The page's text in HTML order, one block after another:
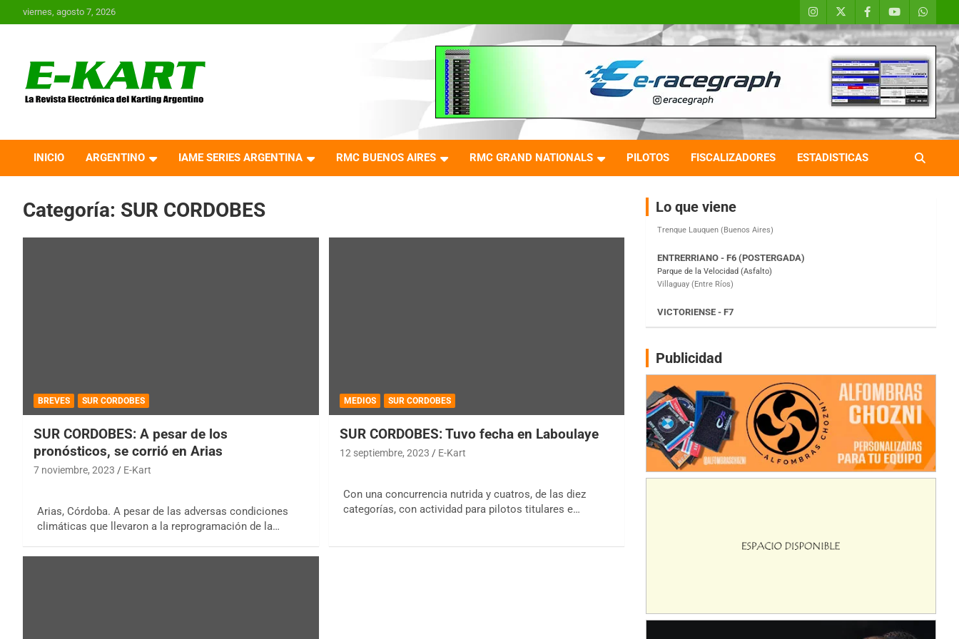
al
viernes, agosto 7, 2026
Revista Electrónica del
Karting en Argentina
INICIO ARGENTINO IAME SERIES ARGENTINA RMC BUENOS AIRES RMC GRAND NATIONALS PILOTOS FISCALIZADORES ESTADISTICAS
Categoría: SUR CORDOBES
BREVES SUR CORDOBES
SUR CORDOBES: A pesar de los
pronósticos, se corrió en Arias
7 noviembre, 2023 E-Kart
Arias, Córdoba. A pesar de las adversas condiciones
climáticas que llevaron a la reprogramación de la…
MEDIOS SUR CORDOBES
SUR CORDOBES: Tuvo fecha en Laboulaye
12 septiembre, 2023 E-Kart
Con una concurrencia nutrida y cuatros, de las diez
categorías, con actividad para pilotos titulares e…
Lo que viene
COBERTURA ESPECIAL DE E-KART.COM.AR
08/09-AGO
IAME SERIES ARGENTINA 6
Ramiro Tot (Asfalto)
KDO - F6
Trenque Lauquen (Buenos Aires)
ENTRERRIANO - F6 (POSTERGADA)
Villaguay (Entre Ríos)
VICTORIENSE - F7
Victoria (Entre Ríos)
Moto Club Reginense (Tierra)
Gral. E. Godoy (Río Negro)
CSK - F7
Juventud Unida (Tierra)
Humboldt (Santa Fe)
NORESTE SANTAFESINO - F6
Ciudad de Avellaneda (Asfalto)
Avellaneda (Santa Fe)
08/09-AGO
Publicidad